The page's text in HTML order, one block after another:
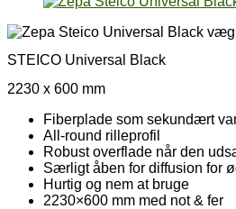
STEICO Universal Black
2230 x 600 mm
Fiberplade som sekundært
All-round rilleprofil
Robust overflade når den
Særligt åben for diffusion for
Hurtig og nem at bruge
2230×600 mm med not & fer